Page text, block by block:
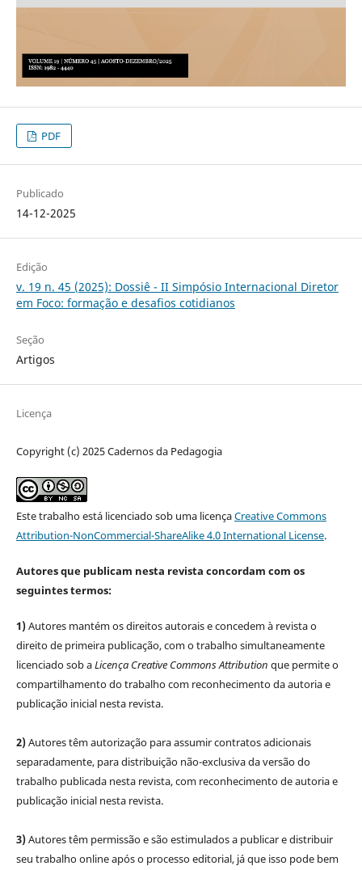
PDF
Publicado
14-12-2025
Edição
v. 19 n. 45 (2025): Dossiê - II Simpósio Internacional Diretor
em Foco: formação e desafios cotidianos
Seção
Artigos
Licença
Copyright (c) 2025 Cadernos da Pedagogia
Este trabalho está licenciado sob uma licençaCreative Commons
Attribution-NonCommercial-ShareAlike 4.0 International License.
Autores que publicam nesta revista concordam com os
seguintes termos:
1)Autores mantém os direitos autorais e concedem à revista o
direito de primeira publicação, com o trabalho simultaneamente
licenciado sob aLicença Creative Commons Attribution que permite o
compartilhamento do trabalho com reconhecimento da autoria e
publicação inicial nesta revista.
2)Autores têm autorização para assumir contratos adicionais
separadamente, para distribuição não-exclusiva da versão do
trabalho publicada nesta revista, com reconhecimento de autoria e
publicação inicial nesta revista.
3)Autores têm permissão e são estimulados a publicar e distribuir
seu trabalho online após o processo editorial, já que isso pode bem